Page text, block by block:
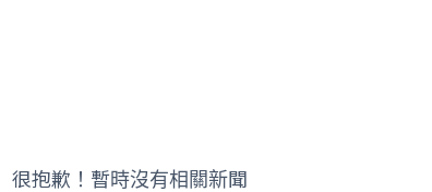
很抱歉！暫時沒有相關新聞